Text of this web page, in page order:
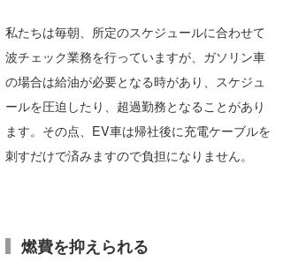
私たちは毎朝、所定のスケジュールに合わせて
波チェック業務を行っていますが、ガソリン車
の場合は給油が必要となる時があり、スケジュ
ールを圧迫したり、超過勤務となることがあり
ます。その点、EV車は帰社後に充電ケーブルを
刺すだけで済みますので負担になりません。
燃費を抑えられる
VAGY
waka☆=
YUKI☆
たっちー
三輪予報士